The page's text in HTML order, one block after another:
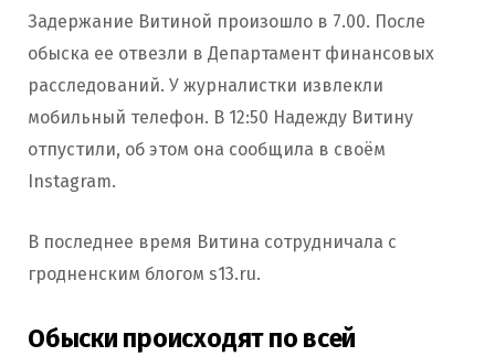
Задержание Витиной произошло в 7.00. После
обыска ее отвезли в Департамент финансовых
расследований. У журналистки извлекли
мобильный телефон. В 12:50 Надежду Витину
отпустили, об этом она сообщила в своём
Instagram.
В последнее время Витина сотрудничала с
гродненским блогом s13.ru.
Обыски происходят по всей